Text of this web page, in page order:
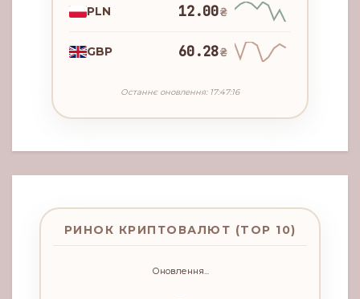
PLN 12.00₴
GBP 60.28₴
Останнє оновлення: 17:47:16
РИНОК КРИПТОВАЛЮТ (TOP 10)
Оновлення...